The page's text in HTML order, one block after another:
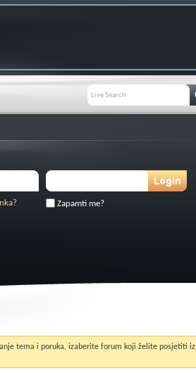
Zapamti me?
tema i poruka, izaberite forum koji želite posjetiti iz